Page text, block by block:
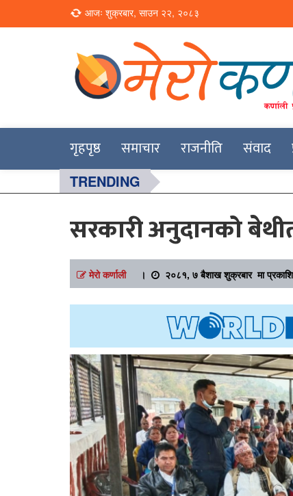
Loading...
आजः शुक्रबार, साउन २२, २०८३
Merokarnali
गृहपृष्ठ समाचार राजनीति संवाद
TRENDING
सरकारी अनुदानको
मेरो कर्णाली। २०८१, ७ बैशाख शुक्रबार मा